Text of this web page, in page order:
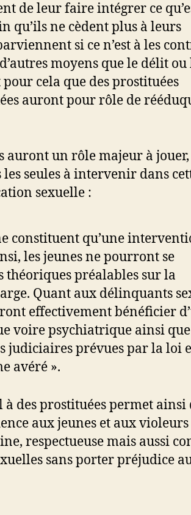
de leur faire intégrer ce
qu’ils ne cèdent plus à leurs
si ce n’est à les
moyens que le délit ou
pour cela que des prostituées
auront pour rôle de
auront un rôle majeur à
les seules à intervenir dans
sexuelle :
constituent qu’une
les jeunes ne pourront se
théoriques préalables sur la
Quant aux délinquants
effectivement bénéficier
voire psychiatrique ainsi
judiciaires prévues par la loi
avéré ».
des prostituées permet ainsi
aux jeunes et aux violeurs
respectueuse mais aussi
sans porter préjudice